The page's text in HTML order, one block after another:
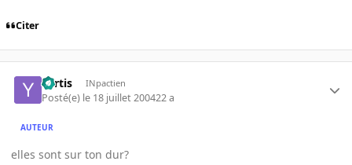
Citer
Yartis INpactien
Posté(e) le 18 juillet 200422 a
AUTEUR
elles sont sur ton dur?